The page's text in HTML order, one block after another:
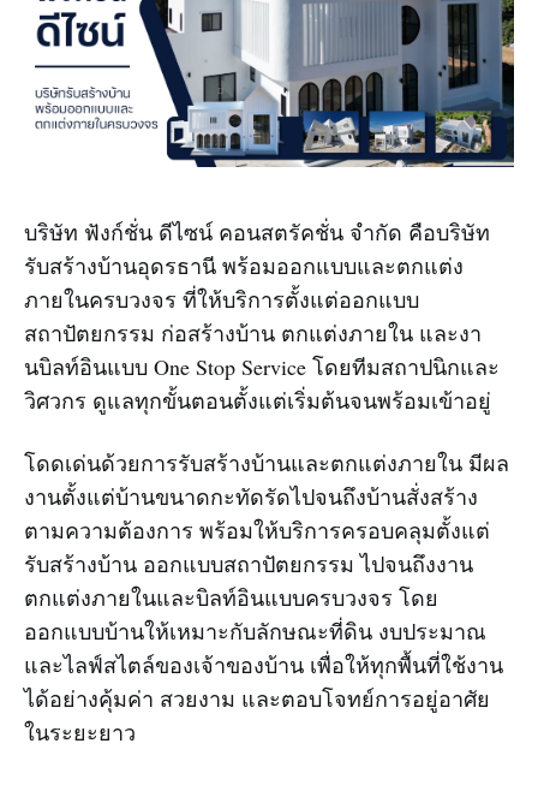
บริษัท ฟังก์ชั่น ดีไซน์ คอนสตรัคชั่น จำกัด คือบริษัท
รับสร้างบ้านอุดรธานี พร้อมออกแบบและตกแต่ง
ภายในครบวงจร ที่ให้บริการตั้งแต่ออกแบบ
สถาปัตยกรรม ก่อสร้างบ้าน ตกแต่งภายใน และงา
นบิลท์อินแบบ One Stop Service โดยทีมสถาปนิกและ
วิศวกร ดูแลทุกขั้นตอนตั้งแต่เริ่มต้นจนพร้อมเข้าอยู่
โดดเด่นด้วยการรับสร้างบ้านและตกแต่งภายใน มีผล
งานตั้งแต่บ้านขนาดกะทัดรัดไปจนถึงบ้านสั่งสร้าง
ตามความต้องการ พร้อมให้บริการครอบคลุมตั้งแต่
รับสร้างบ้าน ออกแบบสถาปัตยกรรม ไปจนถึงงาน
ตกแต่งภายในและบิลท์อินแบบครบวงจร โดย
ออกแบบบ้านให้เหมาะกับลักษณะที่ดิน งบประมาณ
และไลฟ์สไตล์ของเจ้าของบ้าน เพื่อให้ทุกพื้นที่ใช้งาน
ได้อย่างคุ้มค่า สวยงาม และตอบโจทย์การอยู่อาศัย
ในระยะยาว